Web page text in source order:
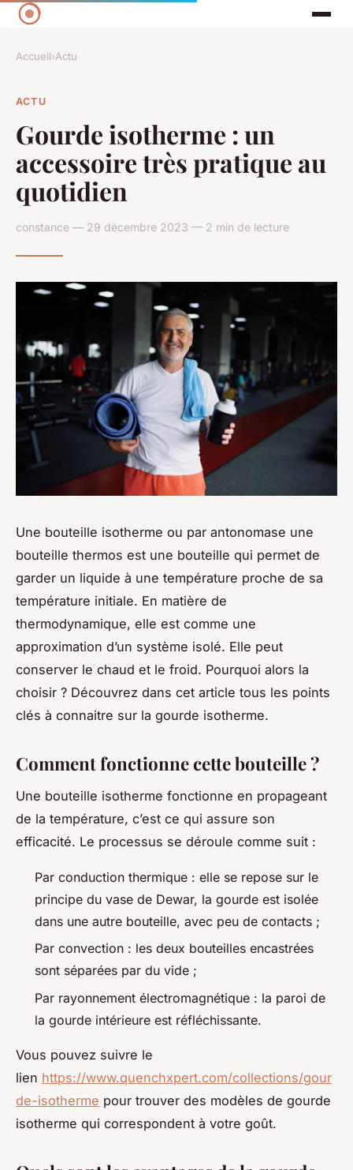
Accueil›Actu
ACTU
Gourde isotherme : un
accessoire très pratique au
quotidien
constance — 29 décembre 2023 — 2 min de lecture
Une bouteille isotherme ou par antonomase une
bouteille thermos est une bouteille qui permet de
garder un liquide à une température proche de sa
température initiale. En matière de
thermodynamique, elle est comme une
approximation d’un système isolé. Elle peut
conserver le chaud et le froid. Pourquoi alors la
choisir ? Découvrez dans cet article tous les points
clés à connaitre sur la gourde isotherme.
Comment fonctionne cette bouteille ?
Une bouteille isotherme fonctionne en propageant
de la température, c’est ce qui assure son
efficacité. Le processus se déroule comme suit :
Par conduction thermique : elle se repose sur le
principe du vase de Dewar, la gourde est isolée
dans une autre bouteille, avec peu de contacts ;
Par convection : les deux bouteilles encastrées
sont séparées par du vide ;
Par rayonnement électromagnétique : la paroi de
la gourde intérieure est réfléchissante.
Vous pouvez suivre le
lien https://www.quenchxpert.com/collections/gour
de-isotherme pour trouver des modèles de gourde
isotherme qui correspondent à votre goût.